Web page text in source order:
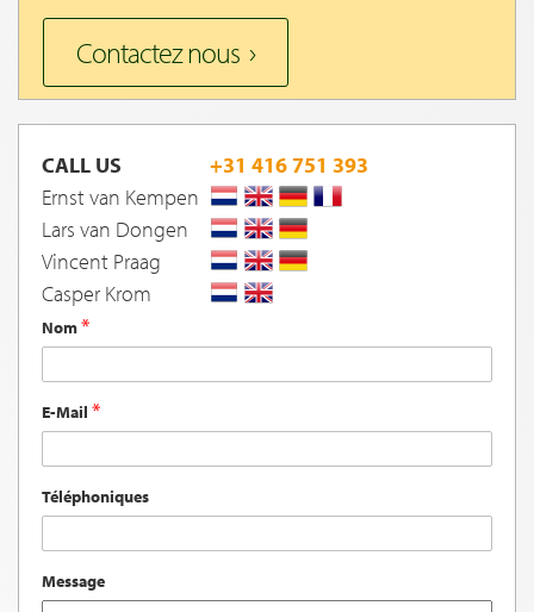
Contactez nous
CALL US
+31 416 751 393
Ernst van Kempen
Lars van Dongen
Vincent Praag
Casper Krom
Nom
E-Mail
Téléphoniques
Message